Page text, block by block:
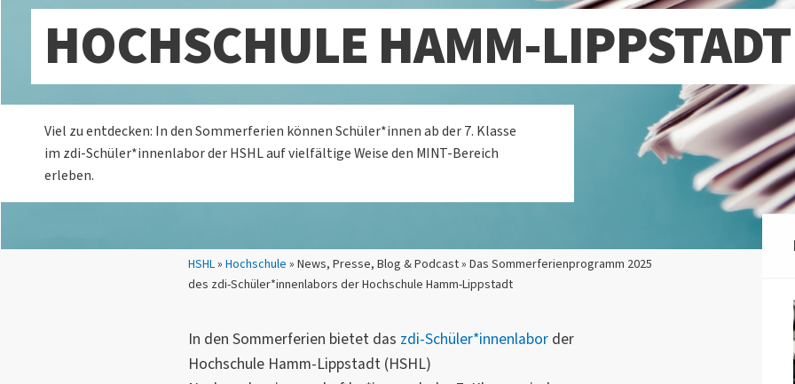
Sie sind hier:
HSHL» Hochschule » News, Presse, Blog & Podcast » Das Sommerferienprogramm 2025
des zdi-Schüler*innenlabors der Hochschule Hamm-Lippstadt
HOCHSCHULE HAMM-LIPPSTADT
Viel zu entdecken: In den Sommerferien können Schüler*innen ab der 7. Klasse
im zdi-Schüler*innenlabor der HSHL auf vielfältige Weise den MINT-Bereich
erleben.
In den Sommerferien bietet das zdi-Schüler*innenlaborder
Hochschule Hamm-Lippstadt (HSHL)